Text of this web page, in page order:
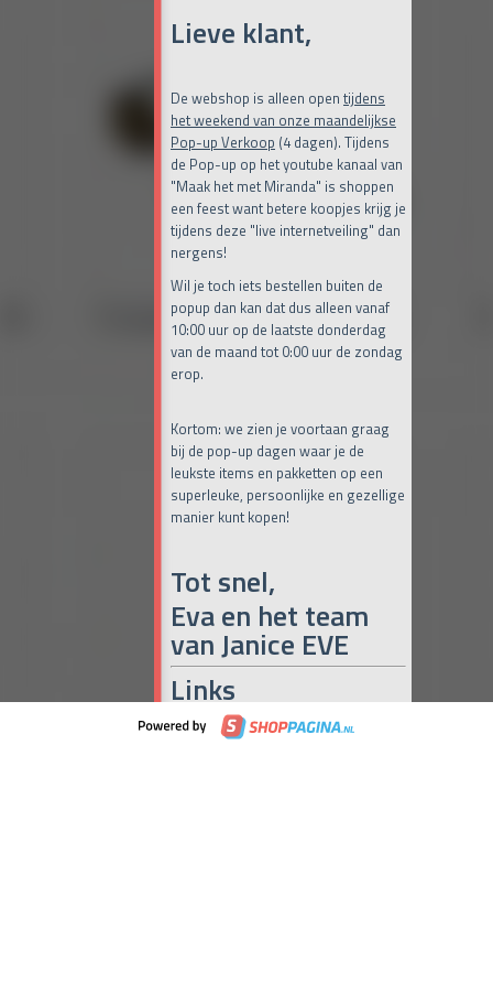
Lieve klant,
De webshop is alleen open tijdens
het weekend van onze maandelijkse
Pop-up Verkoop (4 dagen). Tijdens
de Pop-up op het youtube kanaal van
"Maak het met Miranda" is shoppen
een feest want betere koopjes krijg je
tijdens deze "live internetveiling" dan
nergens!
Wil je toch iets bestellen buiten de
popup dan kan dat dus alleen vanaf
10:00 uur op de laatste donderdag
van de maand tot 0:00 uur de zondag
erop.
Kortom: we zien je voortaan graag
bij de pop-up dagen waar je de
leukste items en pakketten op een
superleuke, persoonlijke en gezellige
manier kunt kopen!
Tot snel,
Eva en het team
van Janice EVE
Links
Online Café Miranda(iedere dag om
10:00, 15:00 en 19:00 uur)